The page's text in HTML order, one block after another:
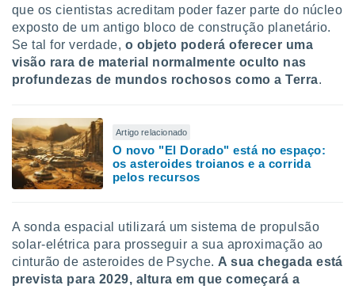
que os cientistas acreditam poder fazer parte do núcleo
exposto de um antigo bloco de construção planetário.
Se tal for verdade, o objeto poderá oferecer uma
visão rara de material normalmente oculto nas
profundezas de mundos rochosos como a Terra.
Artigo relacionado
O novo "El Dorado" está no espaço:
os asteroides troianos e a corrida
pelos recursos
A sonda espacial utilizará um sistema de propulsão
solar-elétrica para prosseguir a sua aproximação ao
cinturão de asteroides de Psyche. A sua chegada está
prevista para 2029, altura em que começará a